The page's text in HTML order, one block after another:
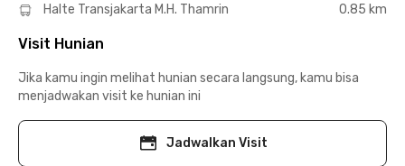
Halte Transjakarta M.H. Thamrin
0.85 km
Visit Hunian
Jika kamu ingin melihat hunian secara langsung, kamu bisa
menjadwakan visit ke hunian ini
Jadwalkan Visit